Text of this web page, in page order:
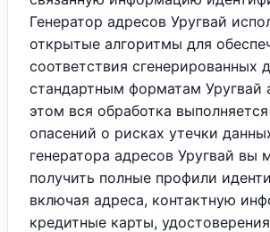
Генератор адресов Уругвай
открытые алгоритмы для
соответствия сгенерированных
стандартным форматам Уругвай
этом вся обработка
опасений о рисках утечки
генератора адресов Уругвай вы
получить полные профили
включая адреса, контактную
кредитные карты,